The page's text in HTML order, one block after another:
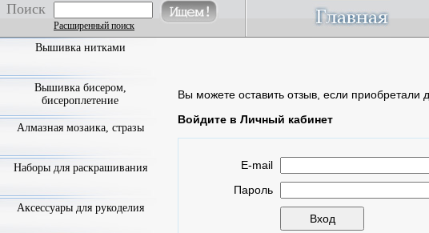
Поиск
Расширенный поиск
Вы можете оставить отзыв, если приобретали
Войдите в Личный кабинет
E-mail
Пароль
Вышивка нитками
Вышивка бисером,
бисероплетение
Алмазная мозаика, стразы
Наборы для раскрашивания
Аксессуары для рукоделия